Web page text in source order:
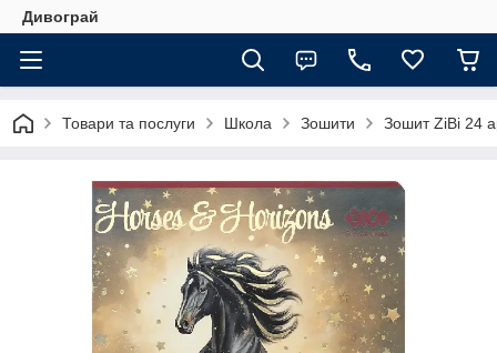
Дивограй
Товари та послуги Школа Зошити Зошит ZiBi 24